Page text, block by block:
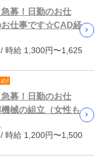
急募！日勤のお仕
お仕事です☆CAD経
時給 1,300円〜1,625
!
急募！日勤のお仕
械の組立（女性も
時給 1,200円〜1,500